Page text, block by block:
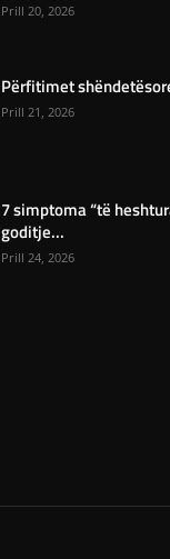
Prill 20, 2026
Përfitimet
Prill 21, 2026
7 simptoma “të
goditje...
Prill 24, 2026